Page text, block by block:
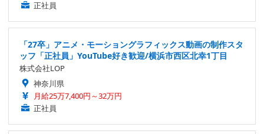
正社員
「27卒」アニメ・モーショングラフィックス動画の制作スタ
ッフ「正社員」YouTube好き歓迎/横浜市西区北幸1丁目
株式会社LOP
神奈川県
月給25万7,400円～32万円
正社員